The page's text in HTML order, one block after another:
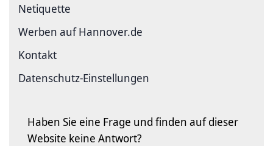
Netiquette
Werben auf Hannover.de
Kontakt
Datenschutz-Einstellungen
Haben Sie eine Frage und finden auf dieser
Website keine Antwort?